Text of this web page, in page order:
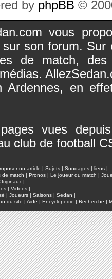
by phpBB ©
vous
son forum.
de match, des
Ardennes, en
pages vues
club de football
un article | Sujets | Sondages | liens |
de match | Pronos | Le joueur du match |
|
| Videos |
| Joueurs | Saisons | Sedan |
du site | Aide | Encyclopedie | Recherche |